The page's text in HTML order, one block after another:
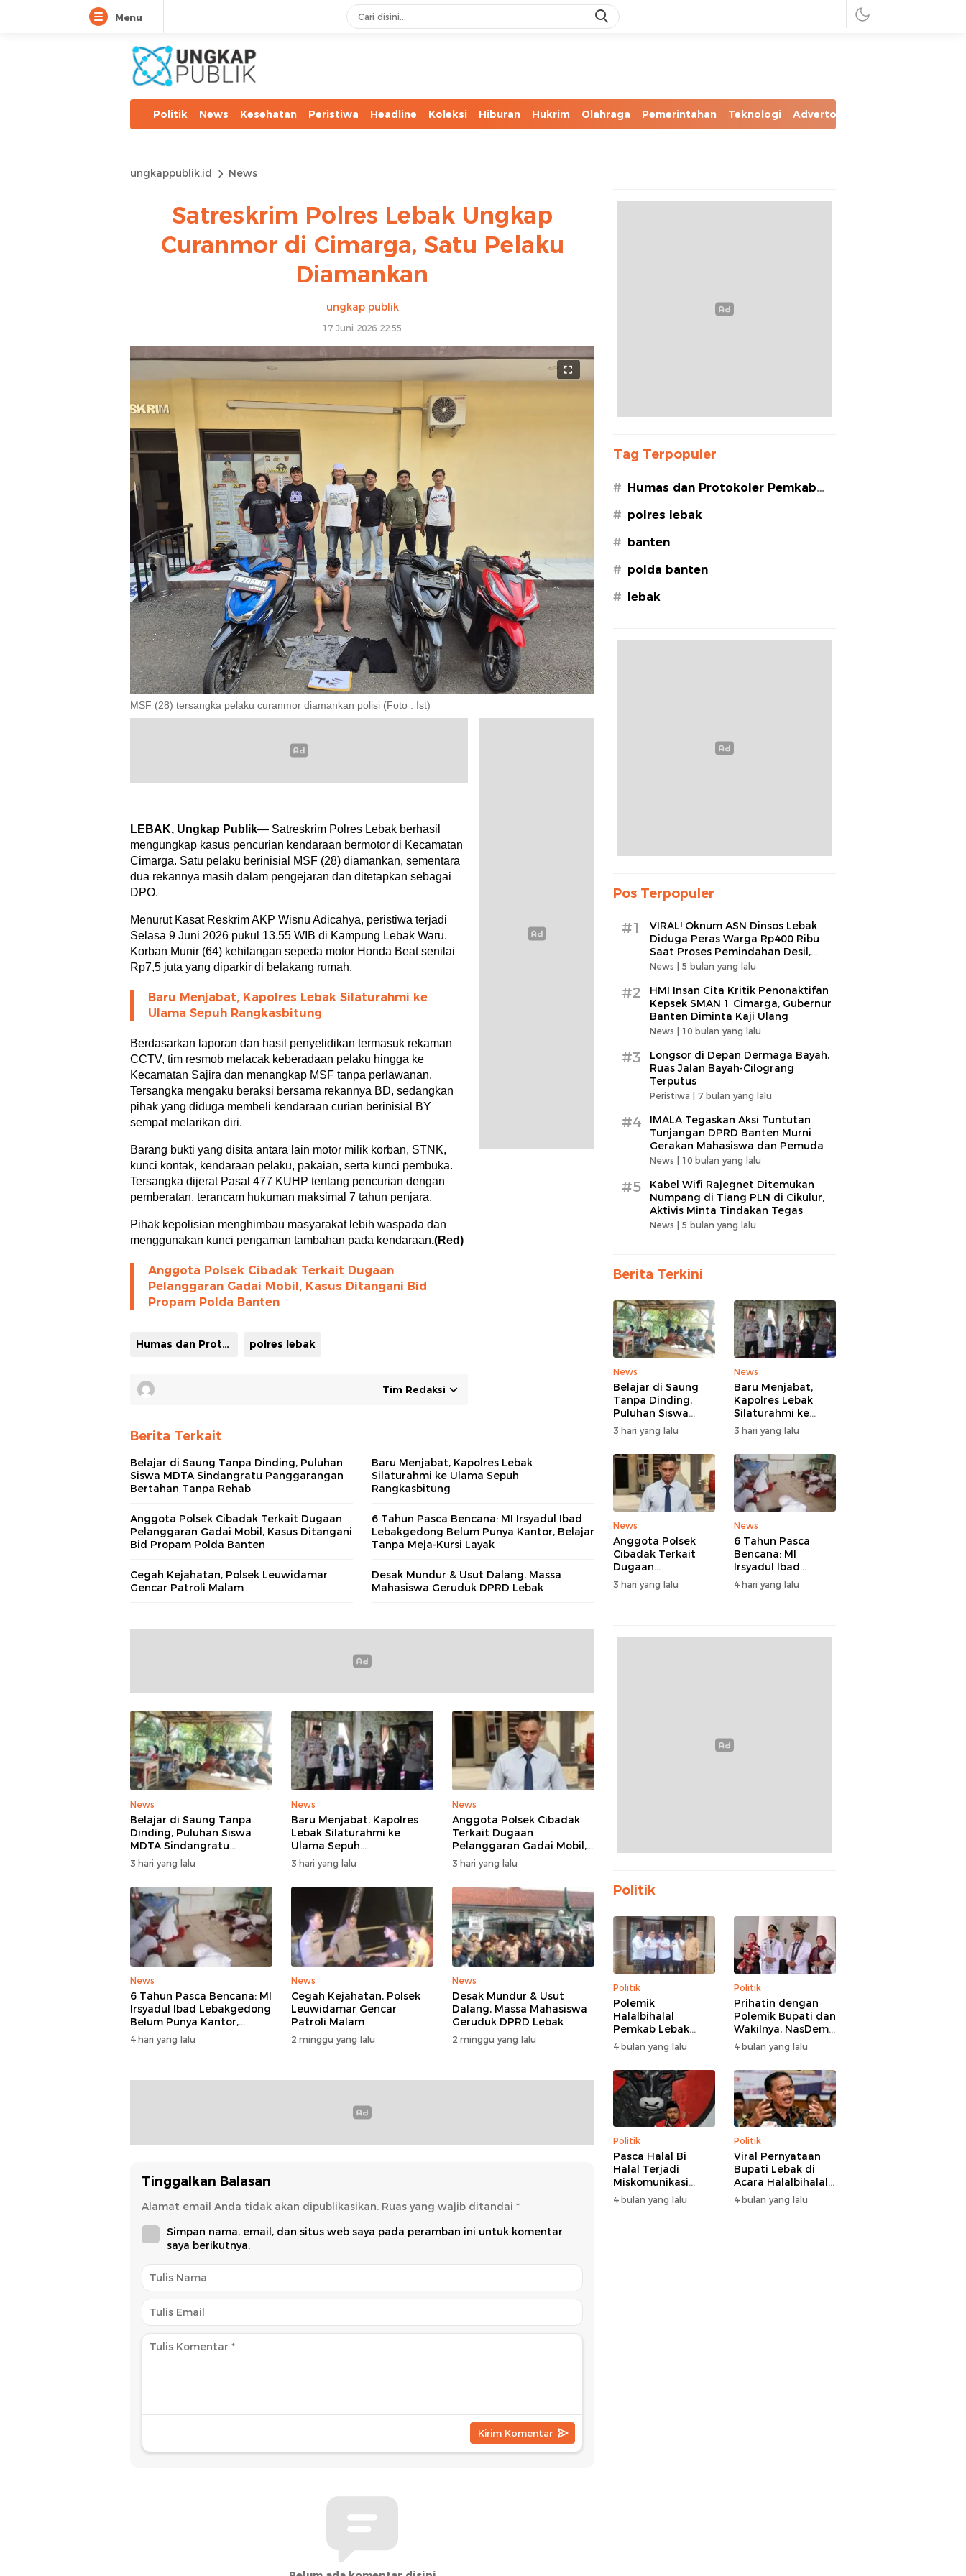
Menu
Politik News Kesehatan Peristiwa Headline Koleksi Hiburan Hukrim Olahraga Pemerintahan Teknologi Advertorial
ungkappublik.id News
Satreskrim Polres Lebak Ungkap
Curanmor di Cimarga, Satu Pelaku
Diamankan
ungkap publik
17 Juni 2026 22:55
MSF (28) tersangka pelaku curanmor diamankan polisi (Foto : Ist)
LEBAK, Ungkap Publik— Satreskrim Polres Lebak berhasil
mengungkap kasus pencurian kendaraan bermotor di Kecamatan
Cimarga. Satu pelaku berinisial MSF (28) diamankan, sementara
dua rekannya masih dalam pengejaran dan ditetapkan sebagai
DPO.
Menurut Kasat Reskrim AKP Wisnu Adicahya, peristiwa terjadi
Selasa 9 Juni 2026 pukul 13.55 WIB di Kampung Lebak Waru.
Korban Munir (64) kehilangan sepeda motor Honda Beat senilai
Rp7,5 juta yang diparkir di belakang rumah.
Baru Menjabat, Kapolres Lebak Silaturahmi ke
Ulama Sepuh Rangkasbitung
Berdasarkan laporan dan hasil penyelidikan termasuk rekaman
CCTV, tim resmob melacak keberadaan pelaku hingga ke
Kecamatan Sajira dan menangkap MSF tanpa perlawanan.
Tersangka mengaku beraksi bersama rekannya BD, sedangkan
pihak yang diduga membeli kendaraan curian berinisial BY
sempat melarikan diri.
Barang bukti yang disita antara lain motor milik korban, STNK,
kunci kontak, kendaraan pelaku, pakaian, serta kunci pembuka.
Tersangka dijerat Pasal 477 KUHP tentang pencurian dengan
pemberatan, terancam hukuman maksimal 7 tahun penjara.
Pihak kepolisian menghimbau masyarakat lebih waspada dan
menggunakan kunci pengaman tambahan pada kendaraan.(Red)
Anggota Polsek Cibadak Terkait Dugaan
Pelanggaran Gadai Mobil, Kasus Ditangani Bid
Propam Polda Banten
Humas dan Protokoler Pemkab Lebak polres lebak
Tim Redaksi
Berita Terkait
Belajar di Saung Tanpa Dinding, Puluhan
Siswa MDTA Sindangratu Panggarangan
Bertahan Tanpa Rehab
Baru Menjabat, Kapolres Lebak
Silaturahmi ke Ulama Sepuh
Rangkasbitung
Anggota Polsek Cibadak Terkait Dugaan
Pelanggaran Gadai Mobil, Kasus Ditangani
Bid Propam Polda Banten
6 Tahun Pasca Bencana: MI Irsyadul Ibad
Lebakgedong Belum Punya Kantor, Belajar
Tanpa Meja-Kursi Layak
Cegah Kejahatan, Polsek Leuwidamar
Gencar Patroli Malam
Desak Mundur & Usut Dalang, Massa
Mahasiswa Geruduk DPRD Lebak
News
Belajar di Saung Tanpa
Dinding, Puluhan Siswa
MDTA Sindangratu
Panggarangan Bertahan
Tanpa Rehab
3 hari yang lalu
News
Baru Menjabat, Kapolres
Lebak Silaturahmi ke
Ulama Sepuh
Rangkasbitung
3 hari yang lalu
News
Anggota Polsek Cibadak
Terkait Dugaan
Pelanggaran Gadai Mobil,
Kasus Ditangani Bid
Propam Polda Banten
3 hari yang lalu
News
6 Tahun Pasca Bencana: MI
Irsyadul Ibad Lebakgedong
Belum Punya Kantor,
Belajar Tanpa Meja-Kursi
Layak
4 hari yang lalu
News
Cegah Kejahatan, Polsek
Leuwidamar Gencar
Patroli Malam
2 minggu yang lalu
News
Desak Mundur & Usut
Dalang, Massa Mahasiswa
Geruduk DPRD Lebak
2 minggu yang lalu
Tinggalkan Balasan
Alamat email Anda tidak akan dipublikasikan. Ruas yang wajib ditandai *
Simpan nama, email, dan situs web saya pada peramban ini untuk komentar
saya berikutnya.
Tag Terpopuler
# Humas dan Protokoler Pemkab
# polres lebak
# banten
# polda banten
# lebak
Pos Terpopuler
#1
VIRAL! Oknum ASN Dinsos Lebak
Diduga Peras Warga Rp400 Ribu
Saat Proses Pemindahan Desil,
Kades Minta Dipecat
News | 5 bulan yang lalu
#2
HMI Insan Cita Kritik Penonaktifan
Kepsek SMAN 1 Cimarga, Gubernur
Banten Diminta Kaji Ulang
News | 10 bulan yang lalu
#3
Longsor di Depan Dermaga Bayah,
Ruas Jalan Bayah-Cilograng
Terputus
Peristiwa | 7 bulan yang lalu
#4
IMALA Tegaskan Aksi Tuntutan
Tunjangan DPRD Banten Murni
Gerakan Mahasiswa dan Pemuda
News | 10 bulan yang lalu
#5
Kabel Wifi Rajegnet Ditemukan
Numpang di Tiang PLN di Cikulur,
Aktivis Minta Tindakan Tegas
News | 5 bulan yang lalu
Berita Terkini
News
Belajar di Saung
Tanpa Dinding,
Puluhan Siswa
MDTA Sindangratu
Panggarangan
Bertahan Tanpa
Rehab
3 hari yang lalu
News
Baru Menjabat,
Kapolres Lebak
Silaturahmi ke
Ulama Sepuh
Rangkasbitung
3 hari yang lalu
News
Anggota Polsek
Cibadak Terkait
Dugaan
Pelanggaran Gadai
Mobil, Kasus
3 hari yang lalu
News
6 Tahun Pasca
Bencana: MI
Irsyadul Ibad
Lebakgedong
Belum Punya
4 hari yang lalu
Politik
Politik
Polemik
Halalbihalal
Pemkab Lebak
Berakhir Damai,
Bupati Hasbi
Sambangi
Kediaman Wabup
Amir Hamzah
4 bulan yang lalu
Politik
Prihatin dengan
Polemik Bupati dan
Wakilnya, NasDem
Lebak Minta Saling
Introspeksi
4 bulan yang lalu
Politik
Pasca Halal Bi
Halal Terjadi
Miskomunikasi
Bupati-Wakil
Bupati Lebak, DPC
4 bulan yang lalu
Politik
Viral Pernyataan
Bupati Lebak di
Acara Halalbihalal,
Tokoh Pemuda
Minta Bersatu
4 bulan yang lalu